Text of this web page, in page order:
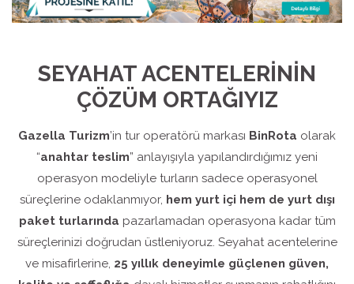
SEYAHAT ACENTELERİNİN
ÇÖZÜM ORTAĞIYIZ
Gazella Turizm’in tur operatörü markası BinRota olarak
“anahtar teslim” anlayışıyla yapılandırdığımız yeni
operasyon modeliyle turların sadece operasyonel
süreçlerine odaklanmıyor, hem yurt içi hem de yurt dışı
paket turlarında pazarlamadan operasyona kadar tüm
süreçlerinizi doğrudan üstleniyoruz. Seyahat acentelerine
ve misafirlerine, 25 yıllık deneyimle güçlenen güven,